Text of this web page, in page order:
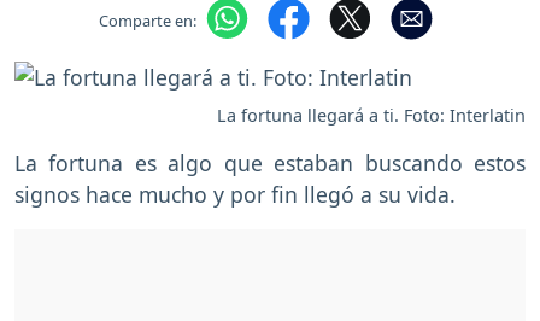
Comparte en:
La fortuna llegará a ti. Foto: Interlatin
La fortuna es algo que estaban buscando estos
signos hace mucho y por fin llegó a su vida.